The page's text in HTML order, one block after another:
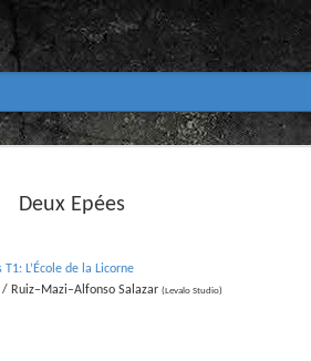
Deux Epées
T1: L’École de la Licorne
/ Ruiz–Mazi–Alfonso Salazar (Levalo Studio)
primavera 2026